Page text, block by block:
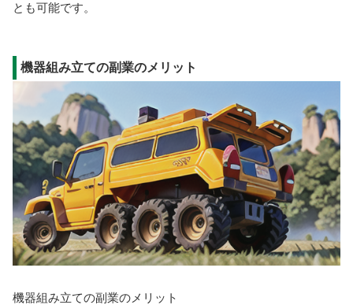
とも可能です。
機器組み立ての副業のメリット
機器組み立ての副業のメリット